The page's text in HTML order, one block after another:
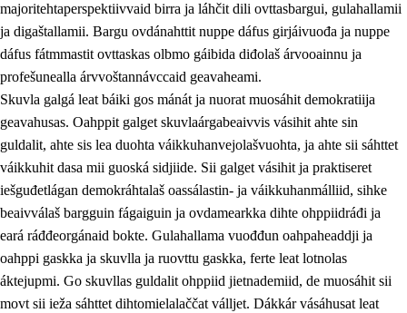
majoritehtaperspektiivvaid birra ja láhčit dili ovttasbargui, gulahallamii
ja digaštallamii. Bargu ovdánahttit nuppe dáfus girjáivuođa ja nuppe
dáfus fátmmastit ovttaskas olbmo gáibida diđolaš árvooainnu ja
profešunealla árvvoštannávccaid geavaheami.
Skuvla galgá leat báiki gos mánát ja nuorat muosáhit demokratiija
geavahusas. Oahppit galget skuvlaárgabeaivvis vásihit ahte sin
guldalit, ahte sis lea duohta váikkuhanvejolašvuohta, ja ahte sii sáhttet
váikkuhit dasa mii guoská sidjiide. Sii galget vásihit ja praktiseret
iešguđetlágan demokráhtalaš oassálastin- ja váikkuhanmálliid, sihke
beaivválaš bargguin fágaiguin ja ovdamearkka dihte ohppiidráđi ja
eará ráđđeorgánaid bokte. Gulahallama vuođđun oahpaheaddji ja
oahppi gaskka ja skuvlla ja ruovttu gaskka, ferte leat lotnolas
áktejupmi. Go skuvllas guldalit ohppiid jietnademiid, de muosáhit sii
movt sii ieža sáhttet dihtomielalaččat válljet. Dákkár vásáhusat leat